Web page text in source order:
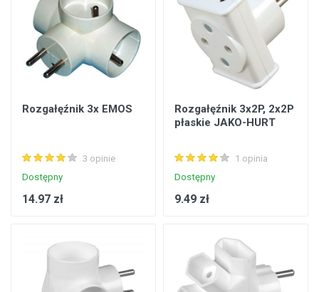
Rozgałęźnik 3x EMOS
3 opinie
Dostępny
14.97 zł
Rozgałęźnik 3x2P, 2x2P
płaskie JAKO-HURT
1 opinia
Dostępny
9.49 zł